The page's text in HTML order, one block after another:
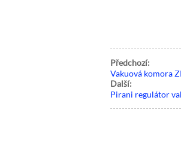
Předchozí:
Vakuová komora
Další:
Pirani regulátor